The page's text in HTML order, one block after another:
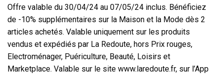
Offre valable du 30/04/24 au 07/05/24 inclus. Bénéficiez
de -10% supplémentaires sur la Maison et la Mode dès 2
articles achetés. Valable uniquement sur les produits
vendus et expédiés par La Redoute, hors Prix rouges,
Electroménager, Puériculture, Beauté, Loisirs et
Marketplace. Valable sur le site www.laredoute.fr, sur l’App